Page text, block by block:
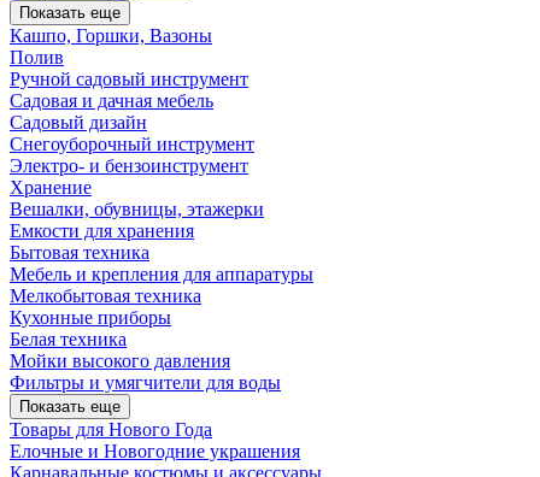
Показать еще
Кашпо, Горшки, Вазоны
Полив
Ручной садовый инструмент
Садовая и дачная мебель
Садовый дизайн
Снегоуборочный инструмент
Электро- и бензоинструмент
Хранение
Вешалки, обувницы, этажерки
Емкости для хранения
Бытовая техника
Мебель и крепления для аппаратуры
Мелкобытовая техника
Кухонные приборы
Белая техника
Мойки высокого давления
Фильтры и умягчители для воды
Показать еще
Товары для Нового Года
Елочные и Новогодние украшения
Карнавальные костюмы и аксессуары